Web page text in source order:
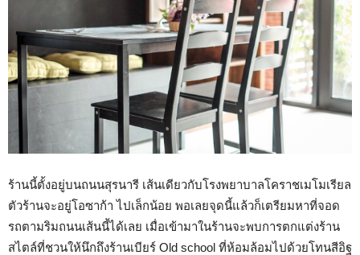
ร้านนี้ตั้งอยู่บนถนนสุรนารี เส้นเดียวกับโรงพยาบาลโคราชเมโมเรียล
ตัวร้านจะอยู่โอซาก้า ไปเล็กน้อย พอเลยจุดนี้แล้วก็เตรียมหาที่จอด
รถตามริมถนนเส้นนี้ได้เลย เมื่อเข้ามาในร้านจะพบการตกแต่งร้าน
สไตล์ที่ชวนให้นึกถึงร้านเบียร์ Old school ที่ห้อมล้อมไปด้วยโทนสีอิฐ